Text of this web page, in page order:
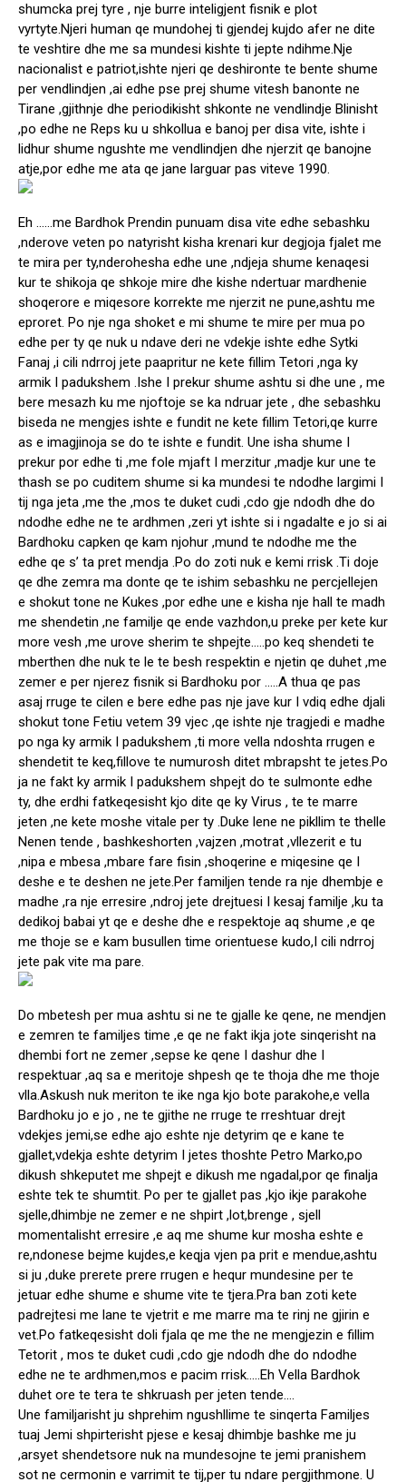
shumcka prej tyre , nje burre inteligjent fisnik e plot
vyrtyte.Njeri human qe mundohej ti gjendej kujdo afer ne dite
te veshtire dhe me sa mundesi kishte ti jepte ndihme.Nje
nacionalist e patriot,ishte njeri qe deshironte te bente shume
per vendlindjen ,ai edhe pse prej shume vitesh banonte ne
Tirane ,gjithnje dhe periodikisht shkonte ne vendlindje Blinisht
,po edhe ne Reps ku u shkollua e banoj per disa vite, ishte i
lidhur shume ngushte me vendlindjen dhe njerzit qe banojne
atje,por edhe me ata qe jane larguar pas viteve 1990.
Eh ……me Bardhok Prendin punuam disa vite edhe sebashku
,nderove veten po natyrisht kisha krenari kur degjoja fjalet me
te mira per ty,nderohesha edhe une ,ndjeja shume kenaqesi
kur te shikoja qe shkoje mire dhe kishe ndertuar mardhenie
shoqerore e miqesore korrekte me njerzit ne pune,ashtu me
eproret. Po nje nga shoket e mi shume te mire per mua po
edhe per ty qe nuk u ndave deri ne vdekje ishte edhe Sytki
Fanaj ,i cili ndrroj jete paapritur ne kete fillim Tetori ,nga ky
armik I padukshem .Ishe I prekur shume ashtu si dhe une , me
bere mesazh ku me njoftoje se ka ndruar jete , dhe sebashku
biseda ne mengjes ishte e fundit ne kete fillim Tetori,qe kurre
as e imagjinoja se do te ishte e fundit. Une isha shume I
prekur por edhe ti ,me fole mjaft I merzitur ,madje kur une te
thash se po cuditem shume si ka mundesi te ndodhe largimi I
tij nga jeta ,me the ,mos te duket cudi ,cdo gje ndodh dhe do
ndodhe edhe ne te ardhmen ,zeri yt ishte si i ngadalte e jo si ai
Bardhoku capken qe kam njohur ,mund te ndodhe me the
edhe qe s’ ta pret mendja .Po do zoti nuk e kemi rrisk .Ti doje
qe dhe zemra ma donte qe te ishim sebashku ne percjellejen
e shokut tone ne Kukes ,por edhe une e kisha nje hall te madh
me shendetin ,ne familje qe ende vazhdon,u preke per kete kur
more vesh ,me urove sherim te shpejte…..po keq shendeti te
mberthen dhe nuk te le te besh respektin e njetin qe duhet ,me
zemer e per njerez fisnik si Bardhoku por …..A thua qe pas
asaj rruge te cilen e bere edhe pas nje jave kur I vdiq edhe djali
shokut tone Fetiu vetem 39 vjec ,qe ishte nje tragjedi e madhe
po nga ky armik I padukshem ,ti more vella ndoshta rrugen e
shendetit te keq,fillove te numurosh ditet mbrapsht te jetes.Po
ja ne fakt ky armik I padukshem shpejt do te sulmonte edhe
ty, dhe erdhi fatkeqesisht kjo dite qe ky Virus , te te marre
jeten ,ne kete moshe vitale per ty .Duke lene ne pikllim te thelle
Nenen tende , bashkeshorten ,vajzen ,motrat ,vllezerit e tu
,nipa e mbesa ,mbare fare fisin ,shoqerine e miqesine qe I
deshe e te deshen ne jete.Per familjen tende ra nje dhembje e
madhe ,ra nje erresire ,ndroj jete drejtuesi I kesaj familje ,ku ta
dedikoj babai yt qe e deshe dhe e respektoje aq shume ,e qe
me thoje se e kam busullen time orientuese kudo,I cili ndrroj
jete pak vite ma pare.
Do mbetesh per mua ashtu si ne te gjalle ke qene, ne mendjen
e zemren te familjes time ,e qe ne fakt ikja jote sinqerisht na
dhembi fort ne zemer ,sepse ke qene I dashur dhe I
respektuar ,aq sa e meritoje shpesh qe te thoja dhe me thoje
vlla.Askush nuk meriton te ike nga kjo bote parakohe,e vella
Bardhoku jo e jo , ne te gjithe ne rruge te rreshtuar drejt
vdekjes jemi,se edhe ajo eshte nje detyrim qe e kane te
gjallet,vdekja eshte detyrim I jetes thoshte Petro Marko,po
dikush shkeputet me shpejt e dikush me ngadal,por qe finalja
eshte tek te shumtit. Po per te gjallet pas ,kjo ikje parakohe
sjelle,dhimbje ne zemer e ne shpirt ,lot,brenge , sjell
momentalisht erresire ,e aq me shume kur mosha eshte e
re,ndonese bejme kujdes,e keqja vjen pa prit e mendue,ashtu
si ju ,duke prerete prere rrugen e hequr mundesine per te
jetuar edhe shume e shume vite te tjera.Pra ban zoti kete
padrejtesi me lane te vjetrit e me marre ma te rinj ne gjirin e
vet.Po fatkeqesisht doli fjala qe me the ne mengjezin e fillim
Tetorit , mos te duket cudi ,cdo gje ndodh dhe do ndodhe
edhe ne te ardhmen,mos e pacim rrisk…..Eh Vella Bardhok
duhet ore te tera te shkruash per jeten tende….
Une familjarisht ju shprehim ngushllime te sinqerta Familjes
tuaj Jemi shpirterisht pjese e kesaj dhimbje bashke me ju
,arsyet shendetsore nuk na mundesojne te jemi pranishem
sot ne cermonin e varrimit te tij,per tu ndare pergjithmone. U